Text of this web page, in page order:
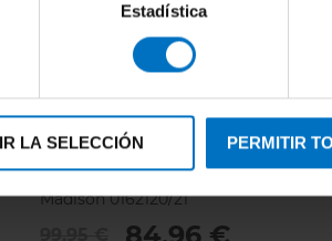
Estadística
LA SELECCIÓN PERMITIR
PRIMADONNA
Madison 0162120/21